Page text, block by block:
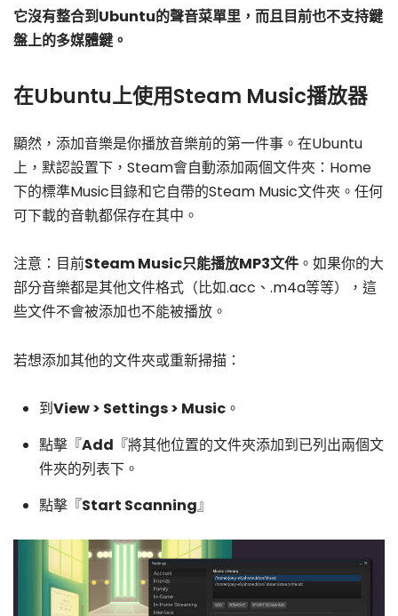
它沒有整合到Ubuntu的聲音菜單里，而且目前也不支持鍵
盤上的多媒體鍵。
在Ubuntu上使用Steam Music播放器
顯然，添加音樂是你播放音樂前的第一件事。在Ubuntu
上，默認設置下，Steam會自動添加兩個文件夾：Home
下的標準Music目錄和它自帶的Steam Music文件夾。任何
可下載的音軌都保存在其中。
注意：目前Steam Music只能播放MP3文件 。如果你的大
部分音樂都是其他文件格式（比如.acc、.m4a等等），這
些文件不會被添加也不能被播放。
若想添加其他的文件夾或重新掃描：
到View > Settings > Music。
點擊『Add 『將其他位置的文件夾添加到已列出兩個文
件夾的列表下。
點擊『Start Scanning』